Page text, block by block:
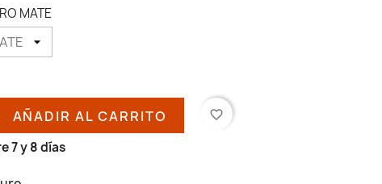
MATE
AÑADIR AL CARRITO favorite_border
7 y 8 días